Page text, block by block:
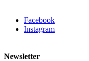
Facebook
Instagram
Newsletter